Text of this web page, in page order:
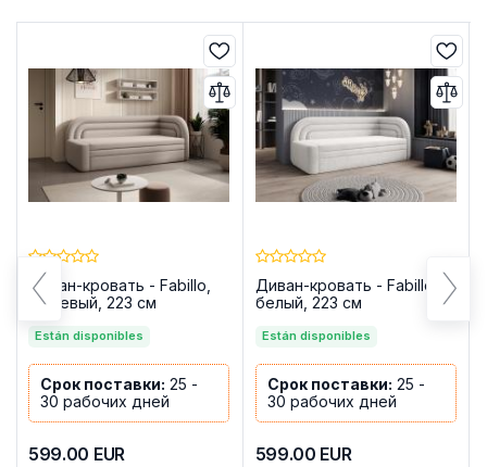
Диван-кровать - Fabillo,
бежевый, 223 см
Están disponibles
Срок поставки: 25 -
30 рабочих дней
599.00 EUR
Диван-кровать - Fabillo,
белый, 223 см
Están disponibles
Срок поставки: 25 -
30 рабочих дней
599.00 EUR